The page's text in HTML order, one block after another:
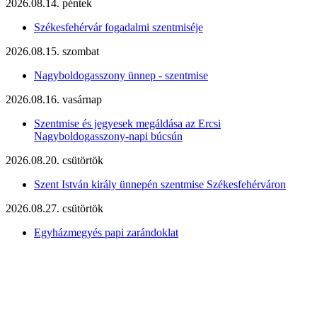
2026.08.14. péntek
Székesfehérvár fogadalmi szentmiséje
2026.08.15. szombat
Nagyboldogasszony ünnep - szentmise
2026.08.16. vasárnap
Szentmise és jegyesek megáldása az Ercsi
Nagyboldogasszony-napi búcsún
2026.08.20. csütörtök
Szent István király ünnepén szentmise Székesfehérváron
2026.08.27. csütörtök
Egyházmegyés papi zarándoklat